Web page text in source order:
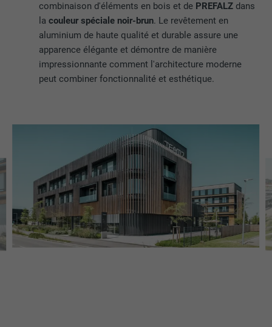
combinaison d'éléments en bois et de PREFALZ dans
lacouleur spéciale noir-brun. Le revêtement en
aluminium de haute qualité et durable assure une
apparence élégante et démontre de manière
impressionnante comment l'architecture moderne
peut combiner fonctionnalité et esthétique.